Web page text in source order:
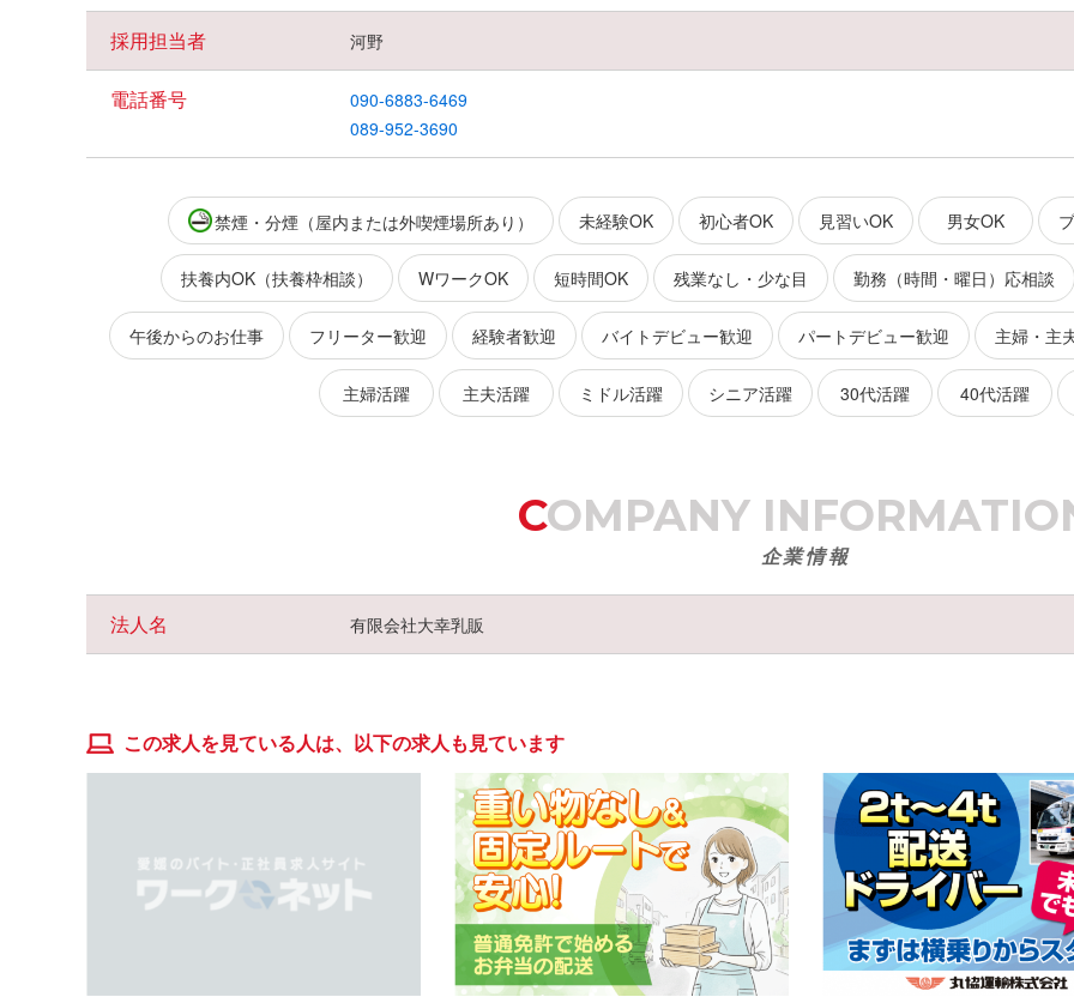
採用担当者 河野
電話番号
090-6883-6469
089-952-3690
禁煙・分煙（屋内または外喫煙場所あり） 未経験OK 初心者OK 見習いOK 男女OK
扶養内OK（扶養枠相談） WワークOK 短時間OK 残業なし・少な目 勤務（時間・曜日）応相談
午後からのお仕事 フリーター歓迎 経験者歓迎 バイトデビュー歓迎 パートデビュー歓迎 主婦・主
主婦活躍 主夫活躍 ミドル活躍 シニア活躍 30代活躍 40代活躍
COMPANY
企業情報
法人名 有限会社大幸乳販
この求人を見ている人は、以下の求人も見ています